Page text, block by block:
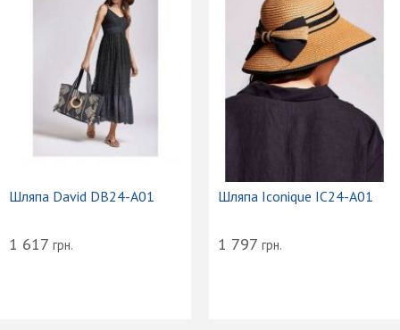
Шляпа David DB24-A01
1 617 грн.
Шляпа Iconique IC24-A01
1 797 грн.